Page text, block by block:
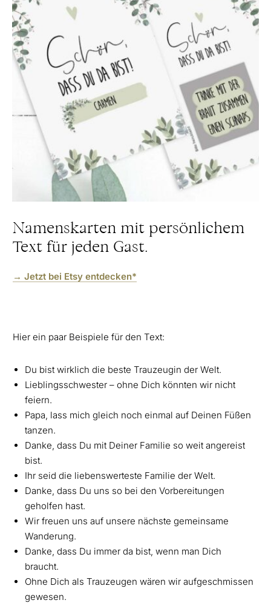
Namenskarten mit persönlichem
Text für jeden Gast.
→ Jetzt bei Etsy entdecken*
Hier ein paar Beispiele für den Text:
Du bist wirklich die beste Trauzeugin der Welt.
Lieblingsschwester – ohne Dich könnten wir nicht
feiern.
Papa, lass mich gleich noch einmal auf Deinen Füßen
tanzen.
Danke, dass Du mit Deiner Familie so weit angereist
bist.
Ihr seid die liebenswerteste Familie der Welt.
Danke, dass Du uns so bei den Vorbereitungen
geholfen hast.
Wir freuen uns auf unsere nächste gemeinsame
Wanderung.
Danke, dass Du immer da bist, wenn man Dich
braucht.
Ohne Dich als Trauzeugen wären wir aufgeschmissen
gewesen.